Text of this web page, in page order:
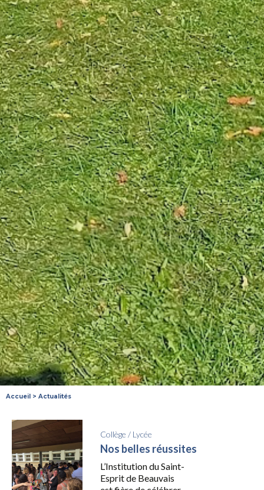
Accueil > Actualités
Collège / Lycée
Nos belles réussites
L’Institution du Saint-
Esprit de Beauvais